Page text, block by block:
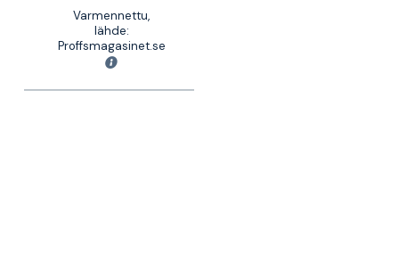
Varmennettu,
lähde:
Proffsmagasinet.se